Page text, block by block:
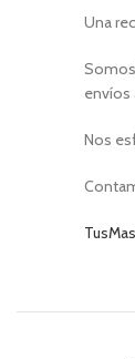
Una
envíos
Nos